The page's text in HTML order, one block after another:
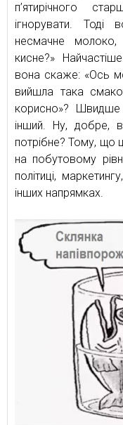
п’ятирічного
ігнорувати.
несмачне
кисне?»
вона скаже: «Ось
вийшла така
корисно»?
інший. Ну, добре,
потрібне? Тому, що
на побутовому
політиці,
інших напрямках.